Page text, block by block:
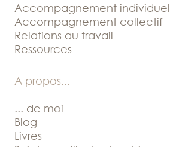
Accompagnement individuel
Accompagnement collectif
Relations au travail
Ressources
A propos...
... de moi
Blog
Livres